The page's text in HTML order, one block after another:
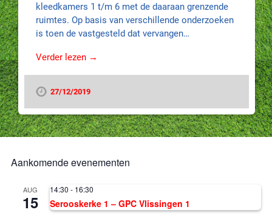
kleedkamers 1 t/m 6 met de daaraan grenzende
ruimtes. Op basis van verschillende onderzoeken
is toen de vastgesteld dat vervangen…
Verder lezen →
27/12/2019
Aankomende evenementen
AUG
15
14:30 - 16:30
Serooskerke 1 – GPC Vlissingen 1